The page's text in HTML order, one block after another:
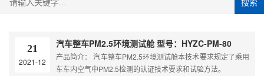
搜索
21
2021-12
汽车整车PM2.5环境测试舱 型号：HYZC-PM-80
产品简介： 汽车整车PM2.5环境测试舱本技术要求规定了乘用
车车内空气中PM2.5检测的认证技术要求和试验方法。